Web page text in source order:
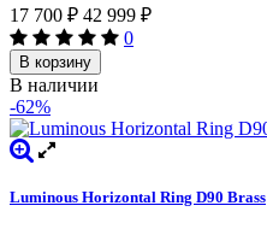
17 700 ₽ 42 999 ₽
0
В корзину
В наличии
-62%
Luminous Horizontal Ring D90 Brass